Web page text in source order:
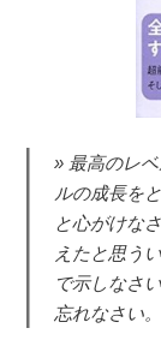
最高のレ
ルの成長を
と心がけな
えたと思う
で示しなさ
忘れなさい。